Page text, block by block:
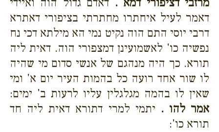
דאמר לעיל איחתרו מחתרתי בציפורי דאתרא
דרבי יוסי התם הוה נקיט נמי הא מילתא דכי נח
נפשיה כו' לאשמועינן דמצפורי הוה. דאית ליה
תורא. כך היה מנהגם של אנשי סדום מי שהיה
לו שור אחד רועה כל בהמות העיר יום א' ומי
שאין לו בהמה מגלגלין עליו לרעות ב' ימים:
אמר להו . יתמי למרי דתורא דאית ליה חד
תורא כו':